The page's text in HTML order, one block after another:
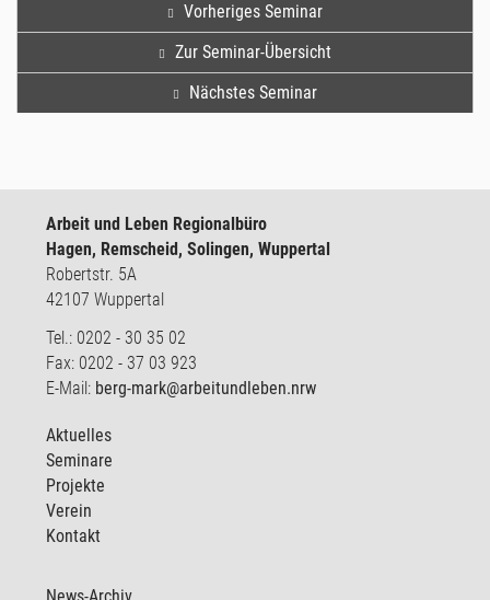
Vorheriges Seminar
Zur Seminar-Übersicht
Nächstes Seminar
Arbeit und Leben Regionalbüro
Hagen, Remscheid, Solingen, Wuppertal
Robertstr. 5A
42107 Wuppertal
Tel.: 0202 - 30 35 02
Fax: 0202 - 37 03 923
E-Mail: berg-mark@arbeitundleben.nrw
Aktuelles
Seminare
Projekte
Verein
Kontakt